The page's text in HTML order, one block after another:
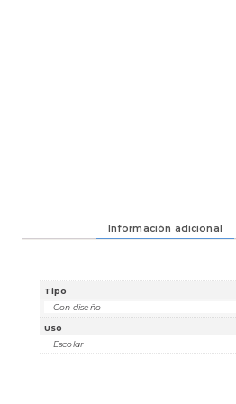
Información adicional
Tipo
Con diseño
Uso
Escolar